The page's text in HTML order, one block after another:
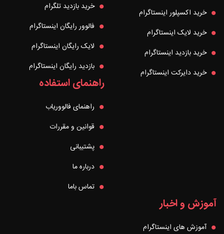
خرید اکسپلور اینستاگرام
خرید لایک اینستاگرام
خرید بازدید اینستاگرام
خرید دایرکت اینستاگرام
خرید بازدید تلگرام
فالوور رایگان اینستاگرام
لایک رایگان اینستاگرام
بازدید رایگان اینستاگرام
راهنمای استفاده
راهنمای فالووریاب
قوانین و مقررات
پشتیبانی
درباره ما
تماس باما
آموزش و اخبار
آموزش های اینستاگرام